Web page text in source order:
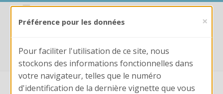
Passer au contenu principal
fpformation@laboiteaconcours.fr
0781187719
Préférence pour les données ×
Pour faciliter l'utilisation de ce site, nous
stockons des informations fonctionnelles dans
votre navigateur, telles que le numéro
d'identification de la dernière vignette que vous